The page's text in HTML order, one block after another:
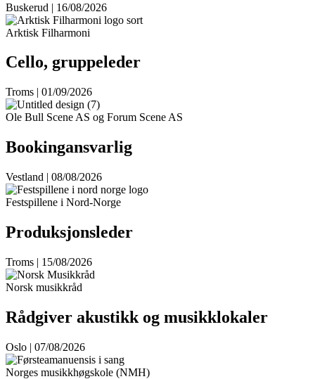
Buskerud | 16/08/2026
Arktisk Filharmoni
Cello, gruppeleder
Troms | 01/09/2026
Ole Bull Scene AS og Forum Scene AS
Bookingansvarlig
Vestland | 08/08/2026
Festspillene i Nord-Norge
Produksjonsleder
Troms | 15/08/2026
Norsk musikkråd
Rådgiver akustikk og musikklokaler
Oslo | 07/08/2026
Norges musikkhøgskole (NMH)